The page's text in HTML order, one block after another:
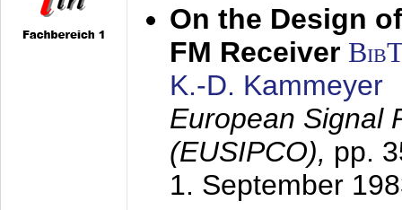
On the Design
FM Receiver
K.-D. Kammeyer
European Signal
(EUSIPCO), pp.
1. September